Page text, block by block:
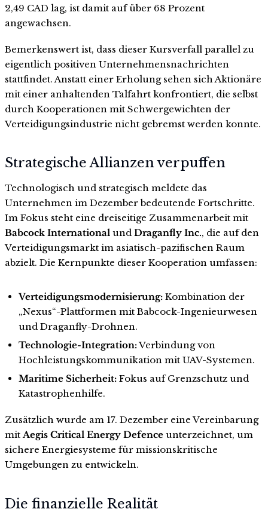
2,49 CAD lag, ist damit auf über 68 Prozent
angewachsen.
Bemerkenswert ist, dass dieser Kursverfall parallel zu
eigentlich positiven Unternehmensnachrichten
stattfindet. Anstatt einer Erholung sehen sich Aktionäre
mit einer anhaltenden Talfahrt konfrontiert, die selbst
durch Kooperationen mit Schwergewichten der
Verteidigungsindustrie nicht gebremst werden konnte.
Strategische Allianzen verpuffen
Technologisch und strategisch meldete das
Unternehmen im Dezember bedeutende Fortschritte.
Im Fokus steht eine dreiseitige Zusammenarbeit mit
Babcock International und Draganfly Inc., die auf den
Verteidigungsmarkt im asiatisch-pazifischen Raum
abzielt. Die Kernpunkte dieser Kooperation umfassen:
Verteidigungsmodernisierung:Kombination der
„Nexus“-Plattformen mit Babcock-Ingenieurwesen
und Draganfly-Drohnen.
Technologie-Integration:Verbindung von
Hochleistungskommunikation mit UAV-Systemen.
Maritime Sicherheit:Fokus auf Grenzschutz und
Katastrophenhilfe.
Zusätzlich wurde am 17. Dezember eine Vereinbarung
mitAegis Critical Energy Defence unterzeichnet, um
sichere Energiesysteme für missionskritische
Umgebungen zu entwickeln.
Die finanzielle Realität